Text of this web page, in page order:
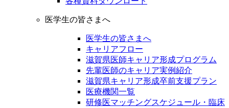
医学生の皆さまへ
医学生の皆さまへ
キャリアフロー
滋賀県医師キャリア形成プログラム
先輩医師のキャリア実例紹介
滋賀県キャリア形成卒前支援プラン
医療機関一覧
研修医マッチングスケジュール・臨床